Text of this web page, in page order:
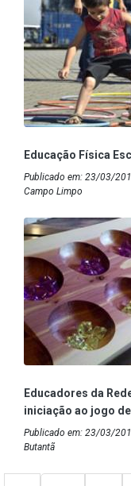
Educação Física
Publicado em: 23/03/
Campo Limpo
Educadores da
iniciação ao jogo
Publicado em: 23/03/
Butantã